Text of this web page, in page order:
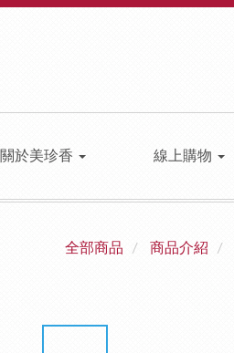
關於美珍香 線上購物
全部商品 商品介紹